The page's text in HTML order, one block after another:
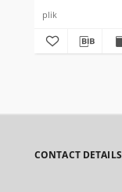
plik
CONTACT DETAILS